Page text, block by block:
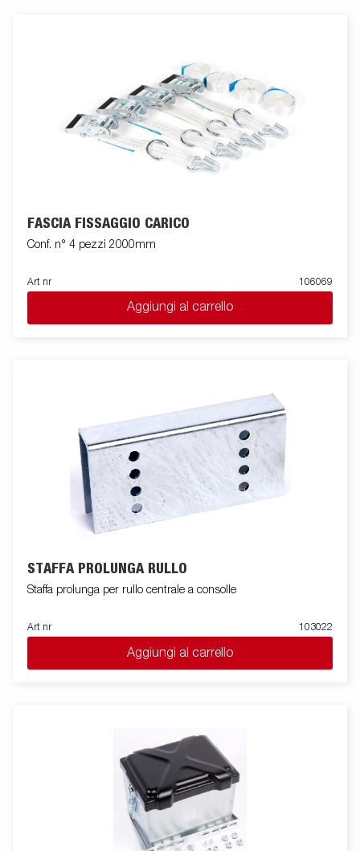
FASCIA FISSAGGIO CARICO
Conf. n° 4 pezzi 2000mm
Art nr 106069
Aggiungi al carrello
STAFFA PROLUNGA RULLO
Staffa prolunga per rullo centrale a consolle
Art nr 103022
Aggiungi al carrello